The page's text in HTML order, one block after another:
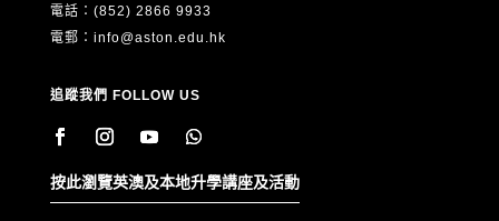
電話：(852) 2866 9933
電郵： info@aston.edu.hk
追蹤我們 FOLLOW US
按此瀏覽英澳及本地升學講座及活動